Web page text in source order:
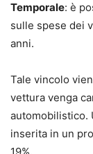
Temporale: è
sulle spese dei
anni.
Tale vincolo
vettura venga
automobilistico.
inserita in un